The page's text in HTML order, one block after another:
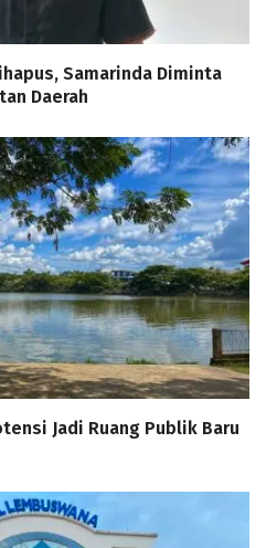
Samarinda Diminta
Daerah
Jadi Ruang Publik Baru